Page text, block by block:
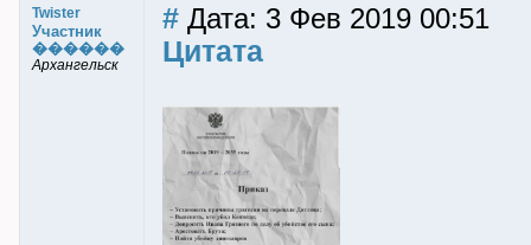
Twister
Участник
������
Архангельск
# Дата: 3 Фев 2019 00:51
Цитата